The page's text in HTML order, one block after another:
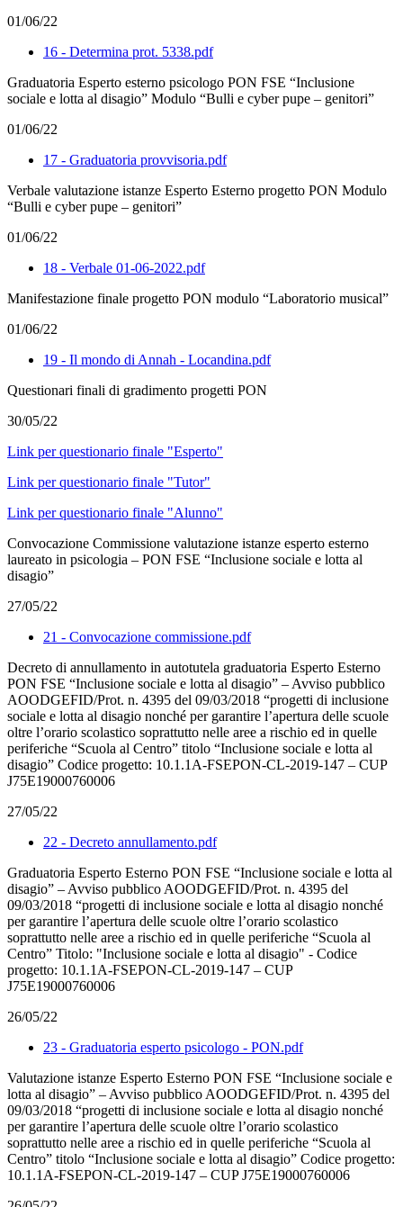
01/06/22
16 - Determina prot. 5338.pdf
Graduatoria Esperto esterno psicologo PON FSE “Inclusione
sociale e lotta al disagio” Modulo “Bulli e cyber pupe – genitori”
01/06/22
17 - Graduatoria provvisoria.pdf
Verbale valutazione istanze Esperto Esterno progetto PON Modulo
“Bulli e cyber pupe – genitori”
01/06/22
18 - Verbale 01-06-2022.pdf
Manifestazione finale progetto PON modulo “Laboratorio musical”
01/06/22
19 - Il mondo di Annah - Locandina.pdf
Questionari finali di gradimento progetti PON
30/05/22
Link per questionario finale "Esperto"
Link per questionario finale "Tutor"
Link per questionario finale "Alunno"
Convocazione Commissione valutazione istanze esperto esterno
laureato in psicologia – PON FSE “Inclusione sociale e lotta al
disagio”
27/05/22
21 - Convocazione commissione.pdf
Decreto di annullamento in autotutela graduatoria Esperto Esterno
PON FSE “Inclusione sociale e lotta al disagio” – Avviso pubblico
AOODGEFID/Prot. n. 4395 del 09/03/2018 “progetti di inclusione
sociale e lotta al disagio nonché per garantire l’apertura delle scuole
oltre l’orario scolastico soprattutto nelle aree a rischio ed in quelle
periferiche “Scuola al Centro” titolo “Inclusione sociale e lotta al
disagio” Codice progetto: 10.1.1A-FSEPON-CL-2019-147 – CUP
J75E19000760006
27/05/22
22 - Decreto annullamento.pdf
Graduatoria Esperto Esterno PON FSE “Inclusione sociale e lotta al
disagio” – Avviso pubblico AOODGEFID/Prot. n. 4395 del
09/03/2018 “progetti di inclusione sociale e lotta al disagio nonché
per garantire l’apertura delle scuole oltre l’orario scolastico
soprattutto nelle aree a rischio ed in quelle periferiche “Scuola al
Centro” Titolo: "Inclusione sociale e lotta al disagio" - Codice
progetto: 10.1.1A-FSEPON-CL-2019-147 – CUP
J75E19000760006
26/05/22
23 - Graduatoria esperto psicologo - PON.pdf
Valutazione istanze Esperto Esterno PON FSE “Inclusione sociale e
lotta al disagio” – Avviso pubblico AOODGEFID/Prot. n. 4395 del
09/03/2018 “progetti di inclusione sociale e lotta al disagio nonché
per garantire l’apertura delle scuole oltre l’orario scolastico
soprattutto nelle aree a rischio ed in quelle periferiche “Scuola al
Centro” titolo “Inclusione sociale e lotta al disagio” Codice progetto:
10.1.1A-FSEPON-CL-2019-147 – CUP J75E19000760006